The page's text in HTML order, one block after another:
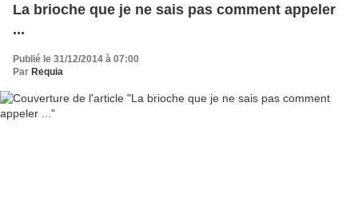
La brioche que je ne sais pas comment appeler
...
Publié le 31/12/2014 à 07:00
Par Requia